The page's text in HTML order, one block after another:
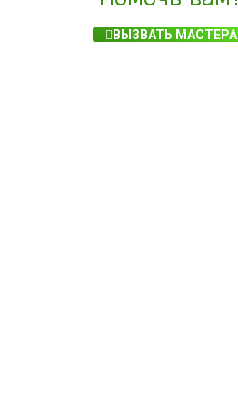
ВЫЗВАТЬ МАСТЕРА